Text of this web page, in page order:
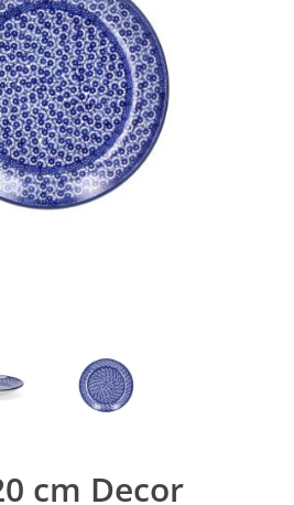
cm Decor